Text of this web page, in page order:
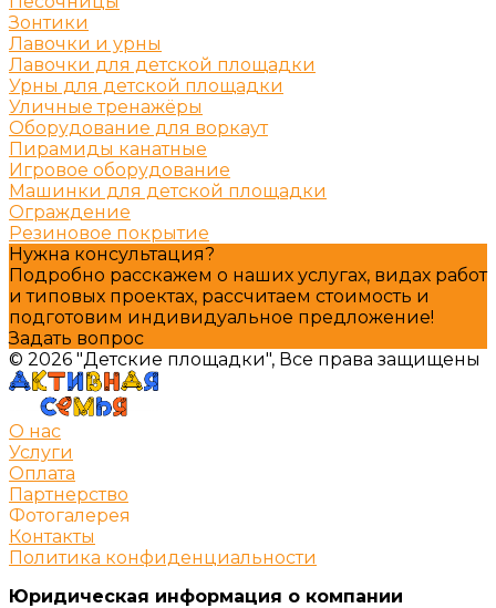
Зонтики
Лавочки и урны
Лавочки для детской площадки
Урны для детской площадки
Уличные тренажёры
Оборудование для воркаут
Пирамиды канатные
Игровое оборудование
Машинки для детской площадки
Ограждение
Резиновое покрытие
Нужна консультация?
Подробно расскажем о наших услугах, видах работ
и типовых проектах, рассчитаем стоимость и
подготовим индивидуальное предложение!
Задать вопрос
© 2026 "Детские площадки", Все права защищены
О нас
Услуги
Оплата
Партнерство
Фотогалерея
Контакты
Политика конфиденциальности
Юридическая информация о компании